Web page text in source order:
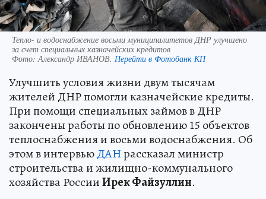
Тепло- и водоснабжение восьми муниципалитетов ДНР улучшено
за счет специальных казначейских кредитов
Фото: Александр ИВАНОВ. Перейти в Фотобанк КП
Улучшить условия жизни двум тысячам
жителей ДНР помогли казначейские кредиты.
При помощи специальных займов в ДНР
закончены работы по обновлению 15 объектов
теплоснабжения и восьми водоснабжения. Об
этом в интервьюДАНрассказал министр
строительства и жилищно-коммунального
хозяйства РоссииИрек Файзуллин.